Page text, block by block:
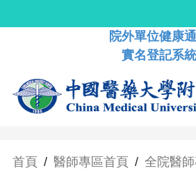
院外單位健康
實名登記系統
首頁 / 醫師專區首頁 / 全院醫